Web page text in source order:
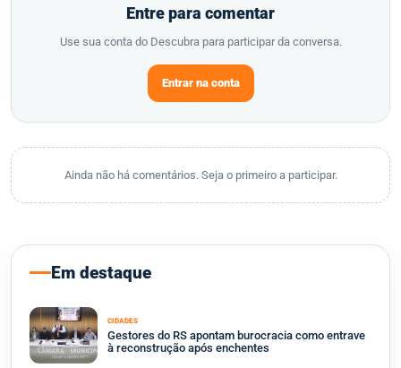
Entre para comentar
Use sua conta do Descubra para participar da conversa.
Entrar na conta
Ainda não há comentários. Seja o primeiro a participar.
Em destaque
CIDADES
Gestores do RS apontam burocracia como entrave
à reconstrução após enchentes